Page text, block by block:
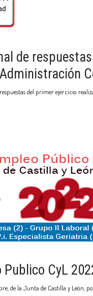
de
del primer ejercicio
CyL
de la Junta de Castilla y